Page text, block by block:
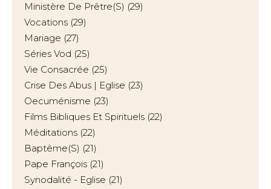
Ministère De Prêtre(s) (29)
Vocations (29)
Mariage (27)
Séries Vod (25)
Vie Consacrée (25)
Crise Des Abus | Eglise (23)
Oecuménisme (23)
Films Bibliques Et Spirituels (22)
Méditations (22)
Baptême(s) (21)
Pape François (21)
Synodalité - Eglise (21)